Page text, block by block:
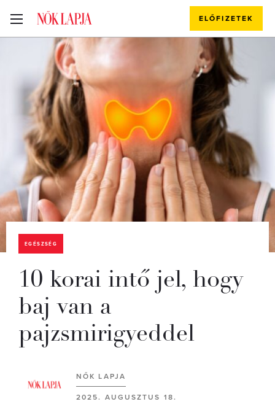
ELŐFIZETEK
EGÉSZSÉG
10 korai intő jel, hogy
baj van a
pajzsmirigyeddel
NŐK LAPJA
2025. AUGUSZTUS 18.